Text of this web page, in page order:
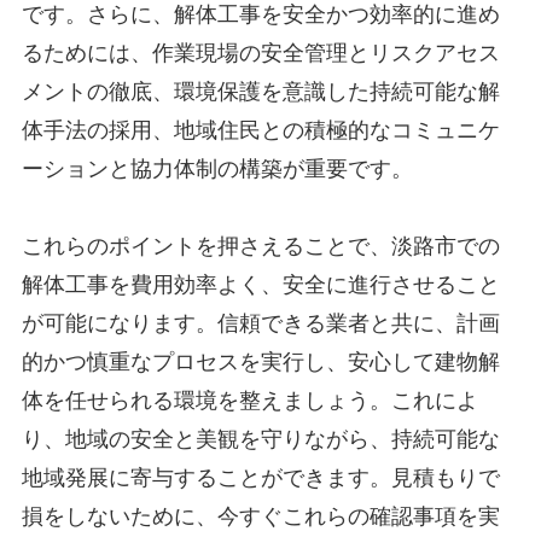
です。さらに、解体工事を安全かつ効率的に進め
るためには、作業現場の安全管理とリスクアセス
メントの徹底、環境保護を意識した持続可能な解
体手法の採用、地域住民との積極的なコミュニケ
ーションと協力体制の構築が重要です。
これらのポイントを押さえることで、淡路市での
解体工事を費用効率よく、安全に進行させること
が可能になります。信頼できる業者と共に、計画
的かつ慎重なプロセスを実行し、安心して建物解
体を任せられる環境を整えましょう。これによ
り、地域の安全と美観を守りながら、持続可能な
地域発展に寄与することができます。見積もりで
損をしないために、今すぐこれらの確認事項を実